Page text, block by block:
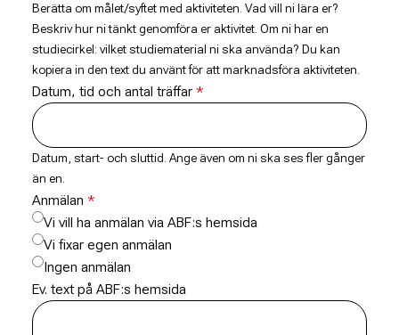
Berätta om målet/syftet med aktiviteten. Vad vill ni lära er?
Beskriv hur ni tänkt genomföra er aktivitet. Om ni har en
studiecirkel: vilket studiematerial ni ska använda? Du kan
kopiera in den text du använt för att marknadsföra aktiviteten.
Datum, tid och antal träffar
Datum, start- och sluttid. Ange även om ni ska ses fler gånger
än en.
Anmälan
Vi vill ha anmälan via ABF:s hemsida
Vi fixar egen anmälan
Ingen anmälan
Ev. text på ABF:s hemsida